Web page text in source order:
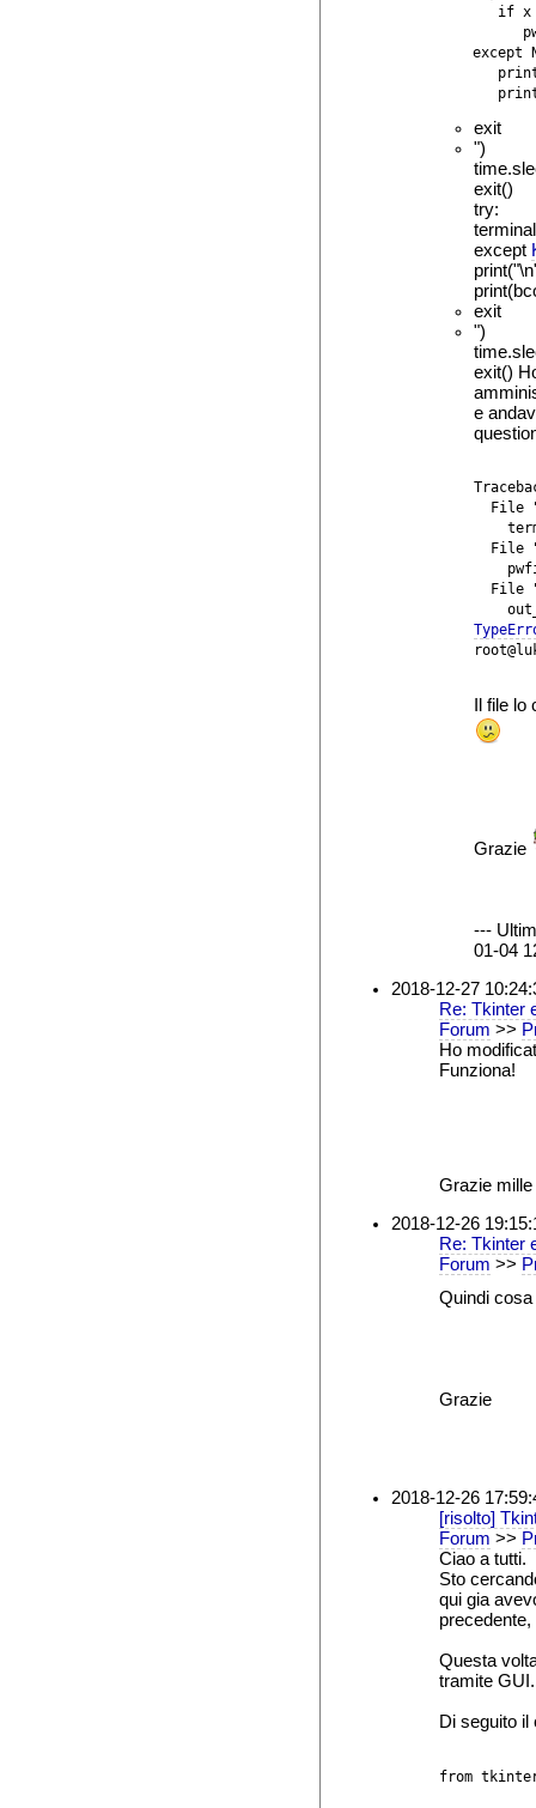
if x
except
exit
")
exit()
try:
except
exit
")
exit()
e
File
File
File
Il file
Grazie
---
01-04
2018-12-27
Re: Tkinter
Forum >>
Ho
Funziona!
Grazie
2018-12-26
Re: Tkinter
Forum >>
Quindi
Grazie
2018-12-26
[risolto]
Forum >>
Ciao a tutti.
Sto
qui gia
Questa
tramite
Di seguito
from